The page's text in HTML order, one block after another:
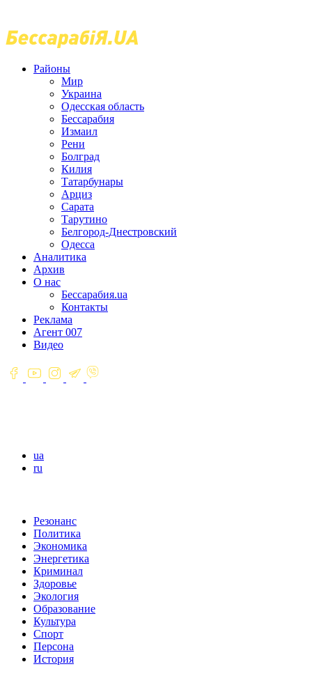
Районы
Мир
Украина
Одесская область
Бессарабия
Измаил
Рени
Болград
Килия
Татарбунары
Арциз
Сарата
Тарутино
Белгород-Днестровский
Одесса
Аналитика
Архив
О нас
Бессарабия.ua
Контакты
Реклама
Агент 007
Видео
ua
ru
Резонанс
Политика
Экономика
Энергетика
Криминал
Здоровье
Экология
Образование
Культура
Спорт
Персона
История